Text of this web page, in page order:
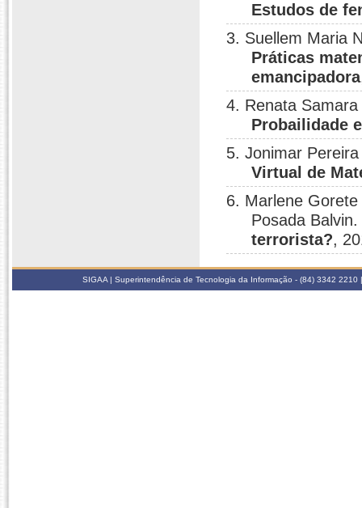
Estudos de
3. Suellem Maria
Práticas
emancipadora
4. Renata
Probailidade
5. Jonimar
Virtual de
6. Marlene
Posada
terrorista?,
SIGAA | Superintendência de Tecnologia da Informação - (84) 3342